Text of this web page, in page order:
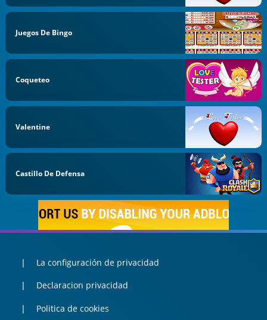
Juegos De Bingo
Coqueteo
Valentine
Castillo De Defensa
La configuración de privacidad
Declaracion privacidad
Politica de cookies